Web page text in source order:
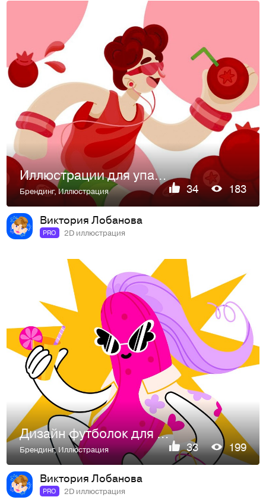
Иллюстрации для упаковки морсов
Брендинг,Иллюстрация 34 183
Виктория Лобанова
PRO 2D иллюстрация
Дизайн футболок для ТВОЕ
Брендинг,Иллюстрация 33 199
Виктория Лобанова
PRO 2D иллюстрация